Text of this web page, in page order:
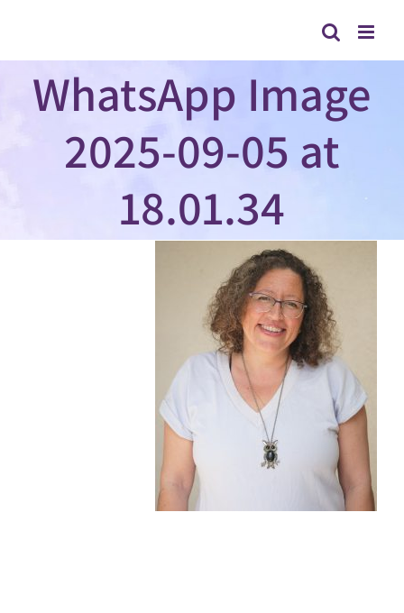
WhatsApp Image
2025-09-05 at
18.01.34